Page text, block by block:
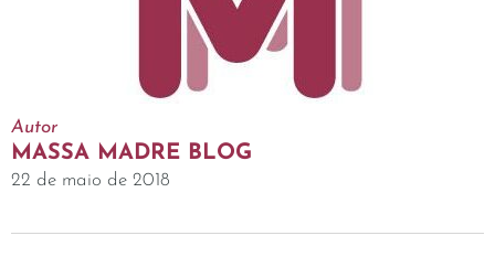
Autor
MASSA MADRE BLOG
22 de maio de 2018